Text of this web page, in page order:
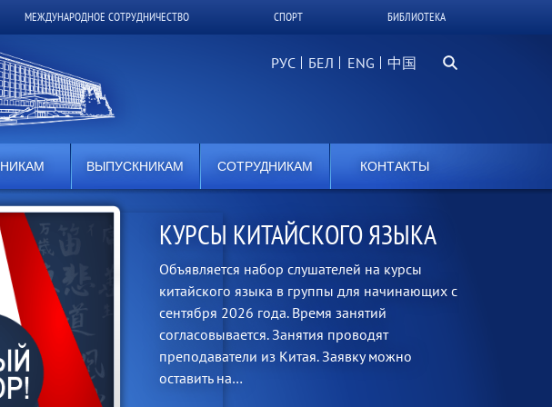
МЕЖДУНАРОДНОЕ СОТРУДНИЧЕСТВО СПОРТ БИБЛИОТЕКА
РУС БЕЛ 中国 Поиск...
ВЫПУСКНИКАМ СОТРУДНИКАМ КОНТАКТЫ
КУРСЫ КИТАЙСКОГО ЯЗЫКА
Объявляется набор слушателей на курсы
китайского языка в группы для начинающих с
сентября 2026 года. Время занятий
согласовывается. Занятия проводят
преподаватели из Китая. Заявку можно
оставить на…